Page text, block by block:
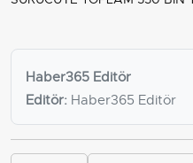
Haber365 Editör
Editör: Haber365 Editör